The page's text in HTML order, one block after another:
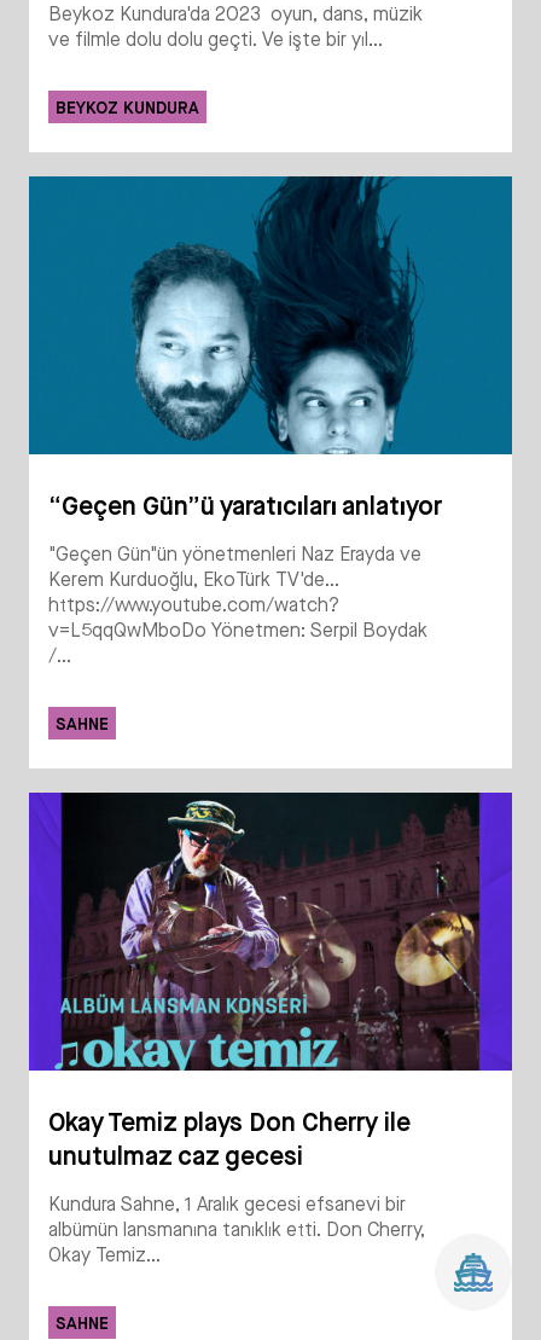
Beykoz Kundura'da 2023 oyun, dans, müzik
ve filmle dolu dolu geçti. Ve işte bir yıl...
BEYKOZ KUNDURA
“Geçen Gün”ü yaratıcıları anlatıyor
"Geçen Gün"ün yönetmenleri Naz Erayda ve
Kerem Kurduoğlu, EkoTürk TV'de...
https://www.youtube.com/watch?
v=L5qqQwMboDo Yönetmen: Serpil Boydak
/...
SAHNE
Okay Temiz plays Don Cherry ile
unutulmaz caz gecesi
Kundura Sahne, 1 Aralık gecesi efsanevi bir
albümün lansmanına tanıklık etti. Don Cherry,
Okay Temiz...
SAHNE